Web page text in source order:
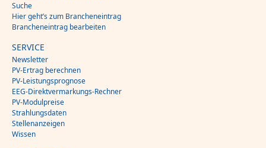
Suche
Hier geht’s zum Brancheneintrag
Brancheneintrag bearbeiten
SERVICE
Newsletter
PV-Ertrag berechnen
PV-Leistungsprognose
EEG-Direktvermarkungs-Rechner
PV-Modulpreise
Strahlungsdaten
Stellenanzeigen
Wissen